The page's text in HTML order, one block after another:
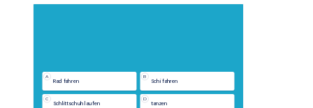
A
Rad fahren
B
Schi fahren
C
Schlittschuh laufen
D
tanzen